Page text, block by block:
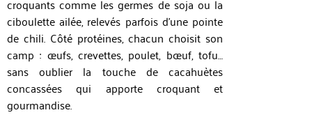
croquants comme les germes de soja ou la
ciboulette ailée, relevés parfois d’une pointe
de chili. Côté protéines, chacun choisit son
camp : œufs, crevettes, poulet, bœuf, tofu…
sans oublier la touche de cacahuètes
concassées qui apporte croquant et
gourmandise.